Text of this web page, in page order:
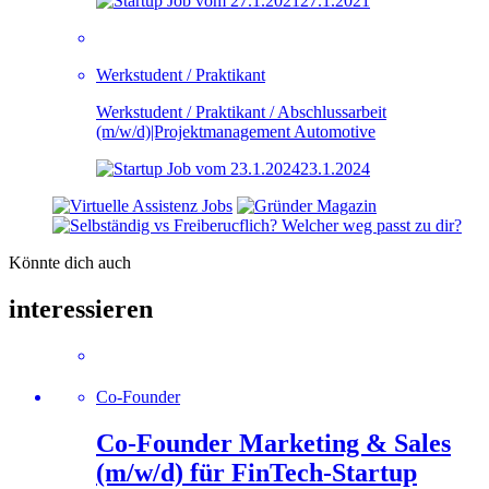
Werkstudent / Praktikant
Werkstudent / Praktikant / Abschlussarbeit
(m/w/d)|Projektmanagement Automotive
23.1.2024
Könnte dich auch
interessieren
Co-Founder
Co-Founder Marketing & Sales
(m/w/d) für FinTech-Startup